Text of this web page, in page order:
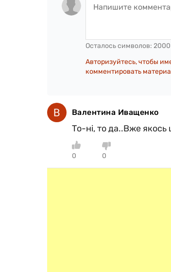
Осталось символов: 2000
Авторизуйтесь, чтобы
комментировать
Валентина Иващенко
То-ні, то да..Вже якось
0 0